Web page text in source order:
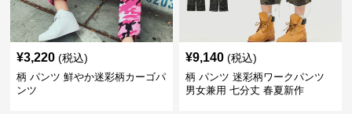
¥3,220 (税込)
柄 パンツ 鮮やか迷彩柄カーゴパ
ンツ
¥9,140 (税込)
柄 パンツ 迷彩柄ワークパンツ
男女兼用 七分丈 春夏新作